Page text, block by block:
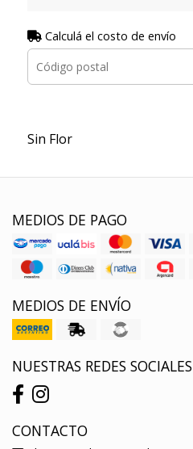
Calculá el costo de envío
Sin Flor
MEDIOS DE PAGO
MEDIOS DE ENVÍO
NUESTRAS REDES SOCIALES
CONTACTO